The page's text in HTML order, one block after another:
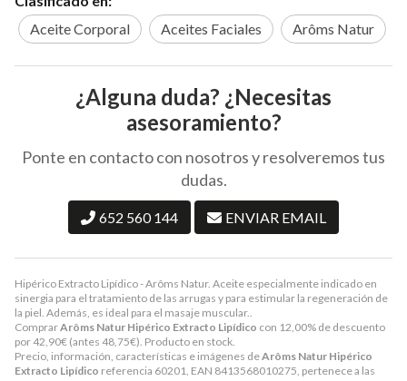
Hipérico Extracto Lipídico - Arôms Natur. Aceite especialmente indicado en
sinergia para el tratamiento de las arrugas y para estimular la regeneración de
la piel. Además, es ideal para el masaje muscular..
ComprarArôms Natur Hipérico Extracto Lipídico con 12,00% de descuento
por42,90€ (antes 48,75€). Producto en stock.
Precio, información, características e imágenes deArôms Natur Hipérico
Extracto Lipídico referencia 60201, EAN 8413568010275, pertenece a las
Aceite Corporal
Aceites Faciales Arôms Natur
¿Alguna duda? ¿Necesitas
asesoramiento?
Ponte en contacto con nosotros y resolveremos tus
dudas.
652 560 144 ENVIAR EMAIL